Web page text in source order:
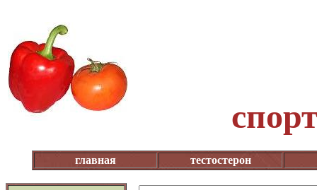
главная тестостерон